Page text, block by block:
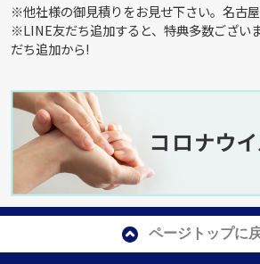
※他社様の御見積りをお見せ下さい。名古
※LINE友だち追加すると、特典多数ござい
だち追加から!
ページトップに